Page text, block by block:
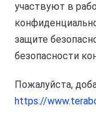
участвуют в
защите
безопасности
Пожалуйста,
https://